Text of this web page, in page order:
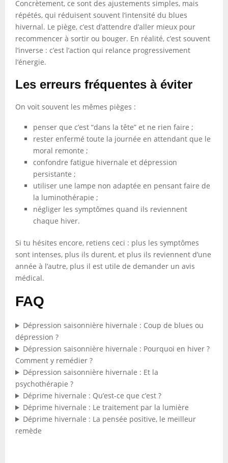
Concrètement, ce sont des ajustements simples, mais
répétés, qui réduisent souvent l’intensité du blues
hivernal. Le piège, c’est d’attendre d’aller mieux pour
recommencer à sortir ou bouger. En réalité, c’est souvent
l’inverse : c’est l’action qui relance progressivement
l’énergie.
Les erreurs fréquentes à éviter
On voit souvent les mêmes pièges :
penser que c’est “dans la tête” et ne rien faire ;
rester enfermé toute la journée en attendant que le
moral remonte ;
confondre fatigue hivernale et dépression
persistante ;
utiliser une lampe non adaptée en pensant faire de
la luminothérapie ;
négliger les symptômes quand ils reviennent
chaque hiver.
Si tu hésites encore, retiens ceci : plus les symptômes
sont intenses, plus ils durent, et plus ils reviennent d’une
année à l’autre, plus il est utile de demander un avis
médical.
FAQ
Dépression saisonnière hivernale : Coup de blues ou
dépression ?
Dépression saisonnière hivernale : Pourquoi en hiver ?
Comment y remédier ?
Dépression saisonnière hivernale : Et la
psychothérapie ?
Déprime hivernale : Qu’est-ce que c’est ?
Déprime hivernale : Le traitement par la lumière
Déprime hivernale : La pensée positive, le meilleur
remède